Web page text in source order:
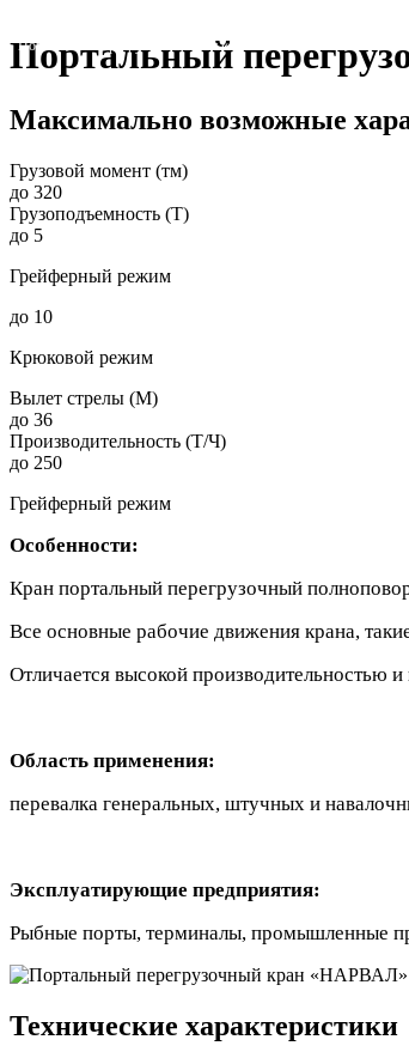
Портальный перегрузочный кран «НАРВАЛ»
Портальный
Максимально возможные
Грузовой момент (тм)
до 320
Грузоподъемность (Т)
до 5
Грейферный режим
до 10
Крюковой режим
Вылет стрелы (М)
до 36
Производительность (Т/Ч)
до 250
Грейферный режим
Особенности:
Кран портальный перегрузочный
Все основные рабочие движения крана,
Отличается высокой производительностью
Область применения:
перевалка генеральных, штучных и
Эксплуатирующие предприятия:
Рыбные порты, терминалы, промышленные
Технические характеристики